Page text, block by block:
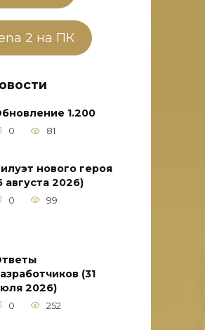
2 на ПК
1.200
0 81
нового героя
августа 2026)
0 99
(31
2026)
0 252